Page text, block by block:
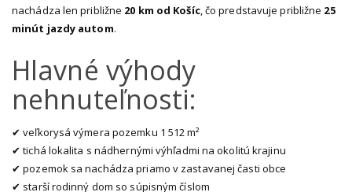
minút jazdy autom.
Hlavné výhody
nehnuteľnosti:
✔ veľkorysá výmera pozemku 1 512 m²
✔ tichá lokalita s nádhernými výhľadmi na okolitú krajinu
✔ pozemok sa nachádza priamo v zastavanej časti obce
✔ starší rodinný dom so súpisným číslom
✔ nová strecha na rodinnom dome